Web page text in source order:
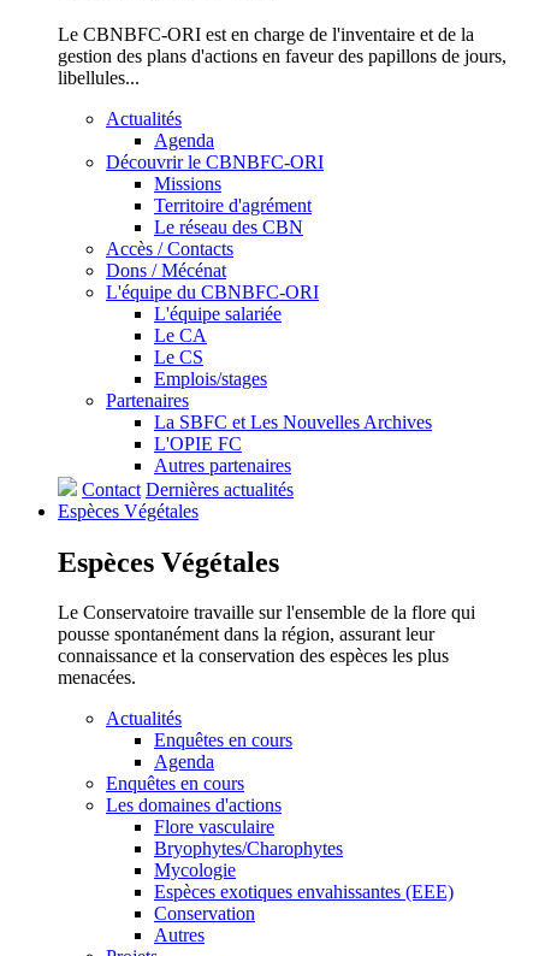
Le CBNBFC-ORI est en charge de l'inventaire et de la
gestion des plans d'actions en faveur des papillons de jours,
libellules...
Actualités
Agenda
Découvrir le CBNBFC-ORI
Missions
Territoire d'agrément
Le réseau des CBN
Accès / Contacts
Dons / Mécénat
L'équipe du CBNBFC-ORI
L'équipe salariée
Le CA
Le CS
Emplois/stages
Partenaires
La SBFC et Les Nouvelles Archives
L'OPIE FC
Autres partenaires
Contact Dernières actualités
Espèces Végétales
Espèces Végétales
Le Conservatoire travaille sur l'ensemble de la flore qui
pousse spontanément dans la région, assurant leur
connaissance et la conservation des espèces les plus
menacées.
Actualités
Enquêtes en cours
Agenda
Enquêtes en cours
Les domaines d'actions
Flore vasculaire
Bryophytes/Charophytes
Mycologie
Espèces exotiques envahissantes (EEE)
Conservation
Autres